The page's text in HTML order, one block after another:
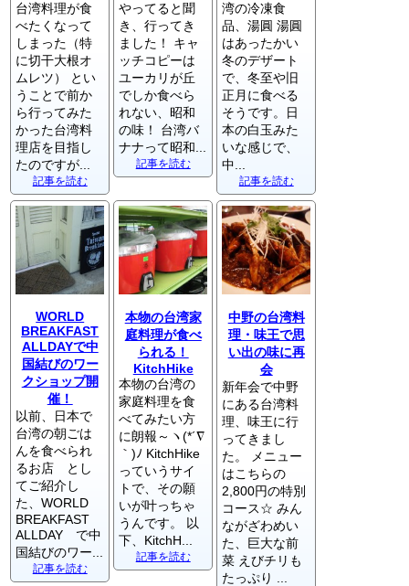
台湾料理が食
べたくなって
しまった（特
に切干大根オ
ムレツ） とい
うことで前か
ら行ってみた
かった台湾料
理店を目指し
たのですが...
記事を読む
やってると聞
き、行ってき
ました！ キャ
ッチコピーは
ユーカリが丘
でしか食べら
れない、昭和
の味！ 台湾バ
ナナって昭和...
記事を読む
湾の冷凍食
品、湯圓 湯圓
はあったかい
冬のデザート
で、冬至や旧
正月に食べる
そうです。日
本の白玉みた
いな感じで、
中...
記事を読む
WORLD
BREAKFAST
ALLDAYで中
国結びのワー
クショップ開
催！
以前、日本で
台湾の朝ごは
んを食べられ
るお店 とし
てご紹介し
た、WORLD
BREAKFAST
ALLDAY で中
国結びのワー...
記事を読む
本物の台湾家
庭料理が食べ
られる！
KitchHike
本物の台湾の
家庭料理を食
べてみたい方
に朗報～ヽ(*´∇
｀)ﾉ KitchHike
っていうサイ
トで、その願
いが叶っちゃ
うんです。 以
下、KitchH...
記事を読む
中野の台湾料
理・味王で思
い出の味に再
会
新年会で中野
にある台湾料
理、味王に行
ってきまし
た。 メニュー
はこちらの
2,800円の特別
コース☆ みん
ながざわめい
た、巨大な前
菜 えびチリも
たっぷり ...